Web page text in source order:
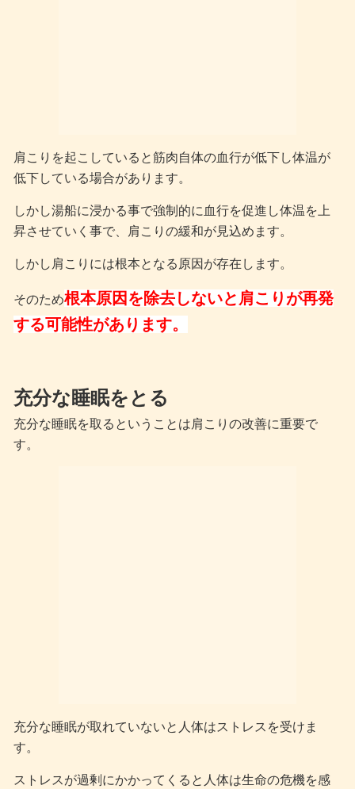
肩こりを起こしていると筋肉自体の血行が低下し体温が
低下している場合があります。
しかし湯船に浸かる事で強制的に血行を促進し体温を上
昇させていく事で、肩こりの緩和が見込めます。
しかし肩こりには根本となる原因が存在します。
そのため根本原因を除去しないと肩こりが再発
する可能性があります。
充分な睡眠をとる
充分な睡眠を取るということは肩こりの改善に重要で
す。
充分な睡眠が取れていないと人体はストレスを受けま
す。
ストレスが過剰にかかってくると人体は生命の危機を感